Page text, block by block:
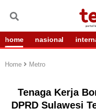
home nasional
Home Metro
Tenaga Kerja
DPRD Sulawesi